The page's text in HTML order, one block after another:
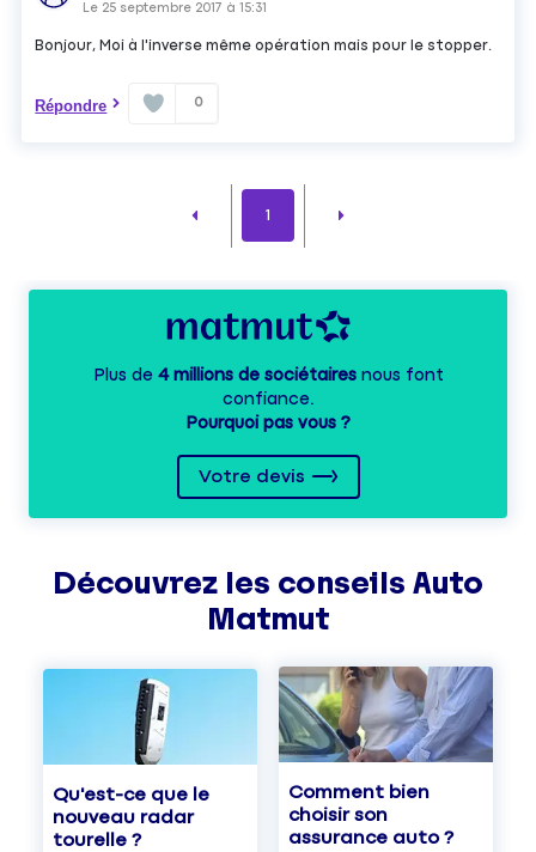
Le 25 septembre 2017 à15:31
Bonjour, Moi à l'inverse même opération mais pour le stopper.
Répondre 0
1
Plus de 4 millions de sociétairesnous font
confiance.
Pourquoi pas vous ?
Votre devis
Découvrez les conseils Auto
Matmut
Qu'est-ce que le
nouveau radar
tourelle ?
Comment bien
choisir son
assurance auto ?